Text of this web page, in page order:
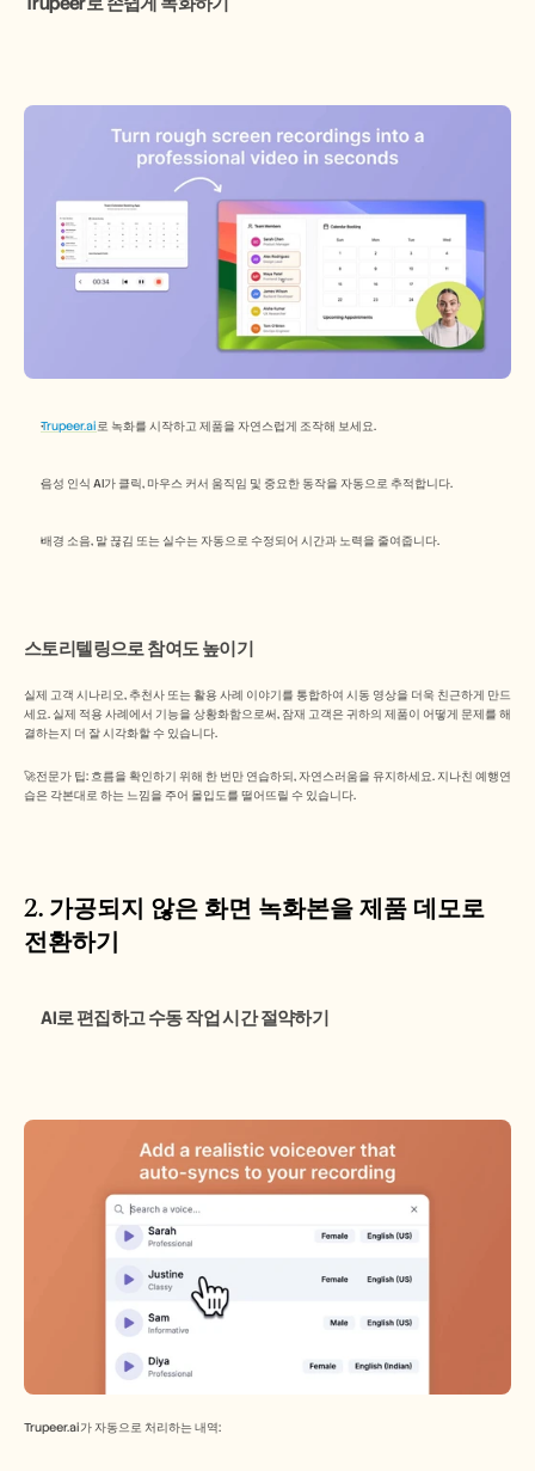
Trupeer.ai로 녹화를 시작하고 제품을 자연스럽게 조작해 보세요.
음성 인식 AI가 클릭, 마우스 커서 움직임 및 중요한 동작을 자동으로 추적합니다.
배경 소음, 말 끊김 또는 실수는 자동으로 수정되어 시간과 노력을 줄여줍니다.
스토리텔링으로 참여도 높이기
실제 고객 시나리오, 추천사 또는 활용 사례 이야기를 통합하여 시동 영상을 더욱 친근하게 만드
세요. 실제 적용 사례에서 기능을 상황화함으로써, 잠재 고객은 귀하의 제품이 어떻게 문제를 해
결하는지 더 잘 시각화할 수 있습니다.
🚀전문가 팁: 흐름을 확인하기 위해 한 번만 연습하되, 자연스러움을 유지하세요. 지나친 예행연
습은 각본대로 하는 느낌을 주어 몰입도를 떨어뜨릴 수 있습니다.
2. 가공되지 않은 화면 녹화본을 제품 데모로
전환하기
      AI로 편집하고 수동 작업 시간 절약하기
Trupeer.ai가 자동으로 처리하는 내역: